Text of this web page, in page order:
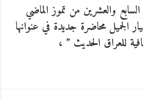
والعشرين من تموز الماضي
الجميل محاضرة جديدة في عنوانها
للعراق الحديث ” ،